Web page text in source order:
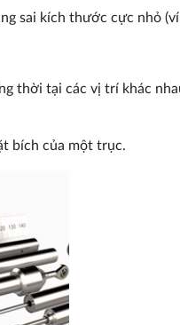
sai kích thước cực nhỏ
thời tại các vị trí khác
bích của một trục.